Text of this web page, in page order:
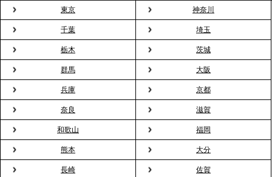
2026.3.5
プレスリリースのご案内｜「室内お花見」の法人利
用が前年比4倍に急増。オフィスに桜が届く福利厚生
2026.2.13
プレスリリースのご案内｜オフィスが「１日限定の
バー」に！福利厚生・社内交流を格上げする《出張
バーテンダー》サービスを開始
2026.1.26
東京 神奈川
千葉 埼玉
栃木 茨城
群馬 大阪
兵庫 京都
奈良 滋賀
和歌山 福岡
熊本 大分
長崎 佐賀